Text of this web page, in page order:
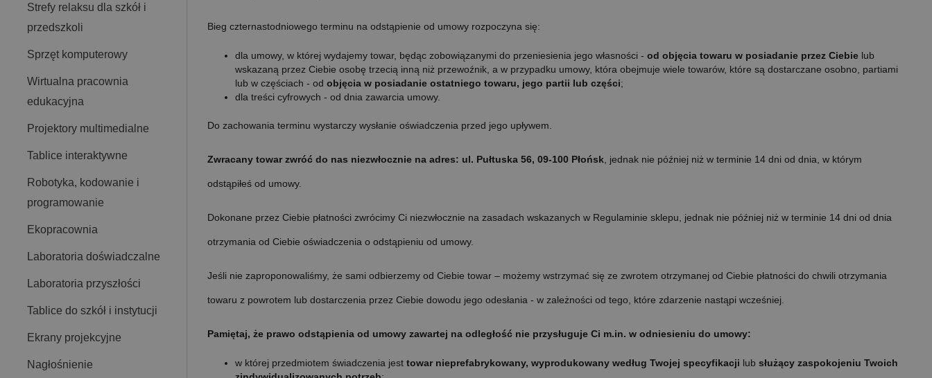
Strefy relaksu dla szkół i
przedszkoli
Sprzęt komputerowy
Wirtualna pracownia
edukacyjna
Projektory multimedialne
Tablice interaktywne
Robotyka, kodowanie i
programowanie
Ekopracownia
Laboratoria doświadczalne
Laboratoria przyszłości
Tablice do szkół i instytucji
Ekrany projekcyjne
Nagłośnienie
Bieg czternastodniowego terminu na odstąpienie od umowy rozpoczyna się:
dla umowy, w której wydajemy towar, będąc zobowiązanymi do przeniesienia jego własności - od objęcia towaru w posiadanie przez Ciebie lub
wskazaną przez Ciebie osobę trzecią inną niż przewoźnik, a w przypadku umowy, która obejmuje wiele towarów, które są dostarczane osobno, partiami
lub w częściach - od objęcia w posiadanie ostatniego towaru, jego partii lub części;
dla treści cyfrowych - od dnia zawarcia umowy.
Do zachowania terminu wystarczy wysłanie oświadczenia przed jego upływem.
Zwracany towar zwróć do nas niezwłocznie na adres: ul. Pułtuska 56, 09-100 Płońsk , jednak nie później niż w terminie 14 dni od dnia, w którym
odstąpiłeś od umowy.
Dokonane przez Ciebie płatności zwrócimy Ci niezwłocznie na zasadach wskazanych w Regulaminie sklepu, jednak nie później niż w terminie 14 dni od dnia
otrzymania od Ciebie oświadczenia o odstąpieniu od umowy.
Jeśli nie zaproponowaliśmy, że sami odbierzemy od Ciebie towar – możemy wstrzymać się ze zwrotem otrzymanej od Ciebie płatności do chwili otrzymania
towaru z powrotem lub dostarczenia przez Ciebie dowodu jego odesłania - w zależności od tego, które zdarzenie nastąpi wcześniej.
Pamiętaj, że prawo odstąpienia od umowy zawartej na odległość nie przysługuje Ci m.in. w odniesieniu do umowy:
w której przedmiotem świadczenia jest towar nieprefabrykowany, wyprodukowany według Twojej specyfikacji lub służący zaspokojeniu Twoich